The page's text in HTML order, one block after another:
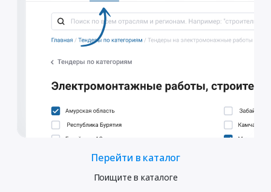
Перейти в каталог
Поищите в каталоге